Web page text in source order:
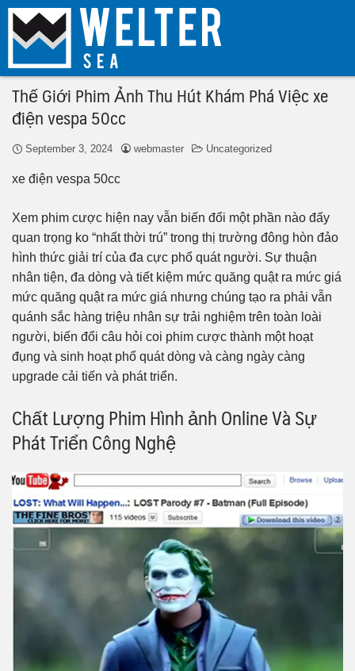
Thế Giới Phim Ảnh Thu Hút Khám Phá Việc xe
điện vespa 50cc
September 3, 2024 webmaster Uncategorized
xe điện vespa 50cc
Xem phim cược hiện nay vẫn biến đổi một phần nào đấy
quan trọng ko “nhất thời trú” trong thị trường đông hòn đảo
hình thức giải trí của đa cực phổ quát người. Sự thuận
nhân tiện, đa dòng và tiết kiệm mức quăng quật ra mức giá
mức quăng quật ra mức giá nhưng chúng tạo ra phải vẫn
quánh sắc hàng triệu nhân sự trải nghiệm trên toàn loài
người, biến đổi câu hỏi coi phim cược thành một hoạt
đụng và sinh hoạt phổ quát dòng và càng ngày càng
upgrade cải tiến và phát triển.
Chất Lượng Phim Hình ảnh Online Và Sự
Phát Triển Công Nghệ